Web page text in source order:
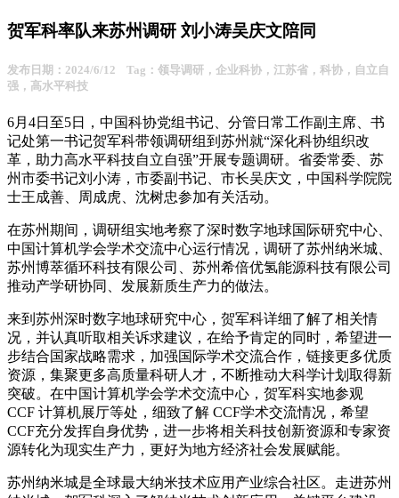
贺军科率队来苏州调研 刘小涛吴庆文陪同
发布日期：2024/6/12 Tag：领导调研，企业科协，江苏省，科协，自立自
强，高水平科技
6月4日至5日，中国科协党组书记、分管日常工作副主席、书
记处第一书记贺军科带领调研组到苏州就“深化科协组织改
革，助力高水平科技自立自强”开展专题调研。省委常委、苏
州市委书记刘小涛，市委副书记、市长吴庆文，中国科学院院
士王成善、周成虎、沈树忠参加有关活动。
在苏州期间，调研组实地考察了深时数字地球国际研究中心、
中国计算机学会学术交流中心运行情况，调研了苏州纳米城、
苏州博萃循环科技有限公司、苏州希倍优氢能源科技有限公司
推动产学研协同、发展新质生产力的做法。
来到苏州深时数字地球研究中心，贺军科详细了解了相关情
况，并认真听取相关诉求建议，在给予肯定的同时，希望进一
步结合国家战略需求，加强国际学术交流合作，链接更多优质
资源，集聚更多高质量科研人才，不断推动大科学计划取得新
突破。在中国计算机学会学术交流中心，贺军科实地参观
CCF 计算机展厅等处，细致了解 CCF学术交流情况，希望
CCF充分发挥自身优势，进一步将相关科技创新资源和专家资
源转化为现实生产力，更好为地方经济社会发展赋能。
苏州纳米城是全球最大纳米技术应用产业综合社区。走进苏州